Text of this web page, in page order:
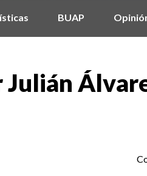
BUAP